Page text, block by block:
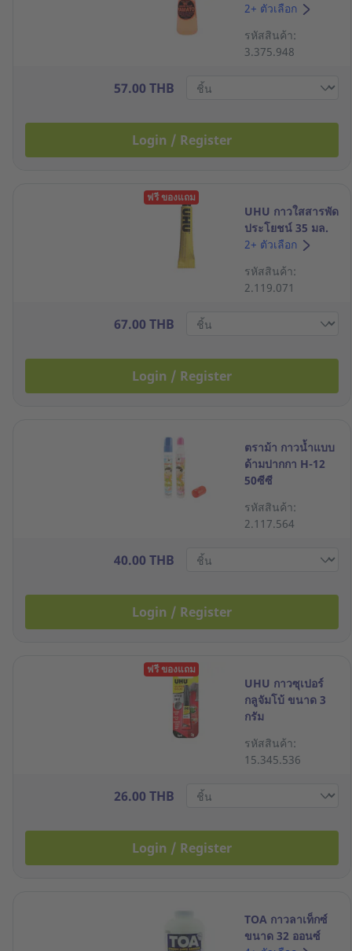
2+ ตัวเลือก
รหัสสินค้า:
3.375.948
57.00 THB
Login / Register
ฟรี ของแถม
UHU กาวใสสารพัด
ประโยชน์ 35 มล.
2+ ตัวเลือก
รหัสสินค้า:
2.119.071
67.00 THB
Login / Register
ตราม้า กาวน้ำแบบ
ด้ามปากกา H-12
50ซีซี
รหัสสินค้า:
2.117.564
40.00 THB
Login / Register
ฟรี ของแถม
UHU กาวซุเปอร์
กลูจัมโบ้ ขนาด 3
กรัม
รหัสสินค้า:
15.345.536
26.00 THB
Login / Register
TOA กาวลาเท็กซ์
ขนาด 32 ออนซ์